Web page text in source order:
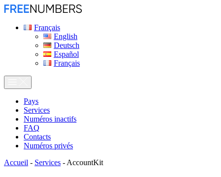
Français
English
Deutsch
Español
Français
Pays
Services
Numéros inactifs
FAQ
Contacts
Numéros privés
Accueil - Services - AccountKit